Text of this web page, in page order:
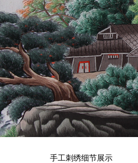
手工刺绣细节展示